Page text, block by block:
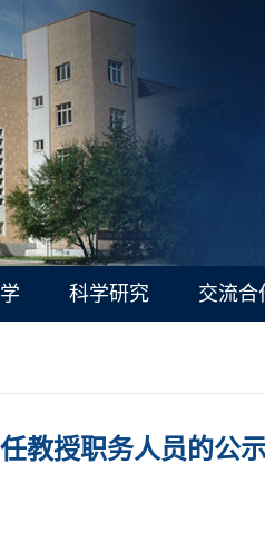
科学研究 交流合
教授职务人员的公